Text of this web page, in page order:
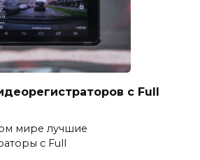
с Full
мире лучшие
с Full